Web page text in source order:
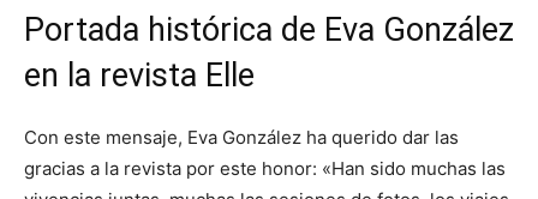
Portada histórica de Eva González
en la revista Elle
Con este mensaje, Eva González ha querido dar las
gracias a la revista por este honor: «Han sido muchas las